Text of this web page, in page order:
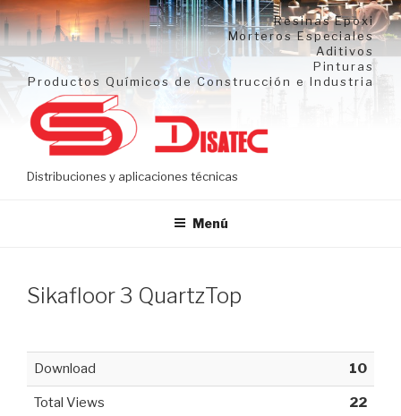
Ir
al
contenido
Resinas Epoxi
Morteros Especiales
Aditivos
Pinturas
Productos Químicos de Construcción e Industria
Distribuciones y aplicaciones técnicas
Menú
Sikafloor 3 QuartzTop
Download 10
Total Views 22